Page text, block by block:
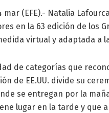
mar (EFE).- Natalia
en la 63 edición de los
virtual y adaptada a
de categorías que
de EE.UU. divide su
se entregan por la
lugar en la tarde y que